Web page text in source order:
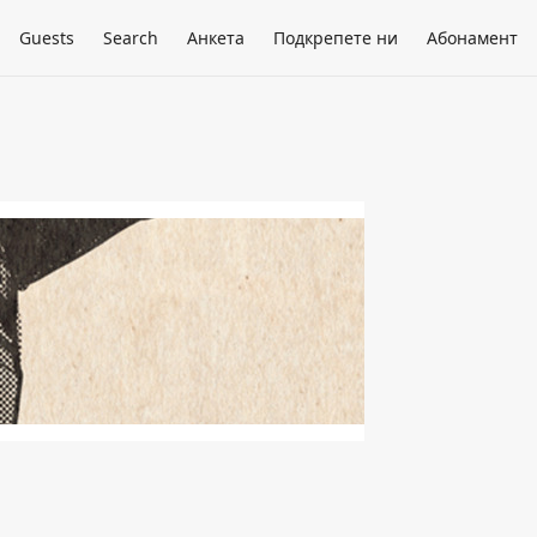
Guests Search Анкета Подкрепете ни Абонамент